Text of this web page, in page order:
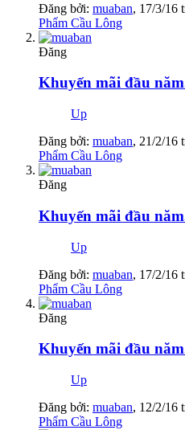
Đăng bởi: muaban, 17/3/16
Phẩm Cầu Lông
Đăng
Khuyến mãi đầu
Up
Đăng bởi: muaban, 21/2/16
Phẩm Cầu Lông
Đăng
Khuyến mãi đầu
Up
Đăng bởi: muaban, 17/2/16
Phẩm Cầu Lông
Đăng
Khuyến mãi đầu
Up
Đăng bởi: muaban, 12/2/16
Phẩm Cầu Lông